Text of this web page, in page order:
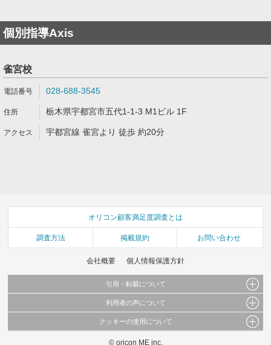
個別指導Axis
雀宮校
028-688-3545
栃木県宇都宮市五代1-1-3 M1ビル 1F
宇都宮線 雀宮より 徒歩 約20分
オリコン顧客満足度調査とは
調査方法 掲載規約 お問い合わせ
会社概要 個人情報保護方針
引用・転載について
当サイトで公開されている情報（文字、写真、イラスト、画像データ等）及びこれらの配
これらの情報を権利者の許可なく無断転載・複製などの二次利用を行うことは固く禁じて
利用者の声について
当サイトに掲載している内容はすべてサービスの利用者が提出された見解・感想です。
クッキーの使用について
このサイトでは Cookie を使用して、ユーザーに合わせたコンテンツや広告の表示、ソー
© oricon ME inc.